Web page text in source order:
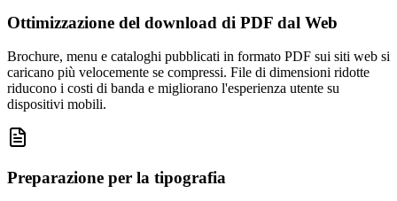
Ottimizzazione del download di PDF dal Web
Brochure, menu e cataloghi pubblicati in formato PDF sui siti web si
caricano più velocemente se compressi. File di dimensioni ridotte
riducono i costi di banda e migliorano l'esperienza utente su
dispositivi mobili.
Preparazione per la tipografia